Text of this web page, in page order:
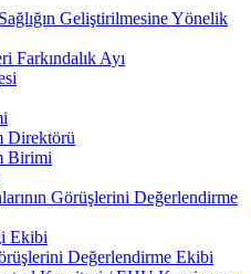
Geliştirilmesine Yönelik
Farkındalık Ayı
Direktörü
Birimi
Görüşlerini Değerlendirme
Ekibi
Değerlendirme Ekibi